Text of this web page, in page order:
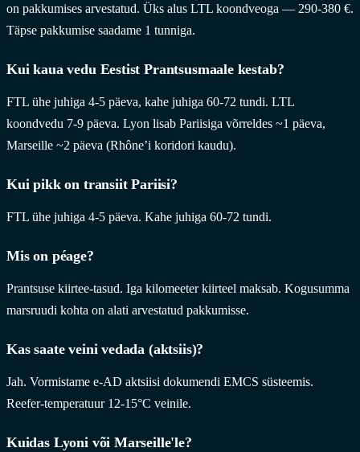
on pakkumises arvestatud. Üks alus LTL koondveoga — 290-380 €.
Täpse pakkumise saadame 1 tunniga.
Kui kaua vedu Eestist Prantsusmaale kestab?
FTL ühe juhiga 4-5 päeva, kahe juhiga 60-72 tundi. LTL
koondvedu 7-9 päeva. Lyon lisab Pariisiga võrreldes ~1 päeva,
Marseille ~2 päeva (Rhône’i koridori kaudu).
Kui pikk on transiit Pariisi?
FTL ühe juhiga 4-5 päeva. Kahe juhiga 60-72 tundi.
Mis on péage?
Prantsuse kiirtee-tasud. Iga kilomeeter kiirteel maksab. Kogusumma
marsruudi kohta on alati arvestatud pakkumisse.
Kas saate veini vedada (aktsiis)?
Jah. Vormistame e-AD aktsiisi dokumendi EMCS süsteemis.
Reefer-temperatuur 12-15°C veinile.
Kuidas Lyoni või Marseille'le?